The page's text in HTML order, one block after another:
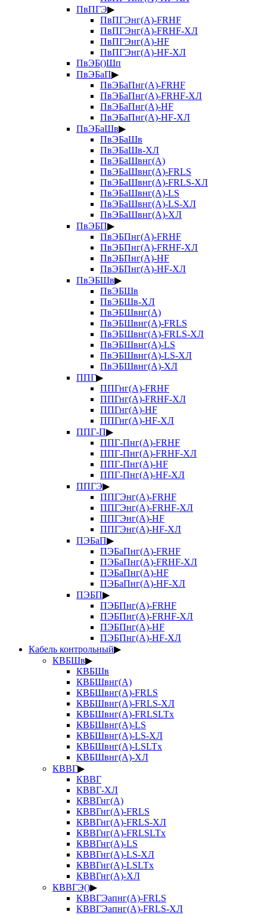
ПвПГЭ▶
ПвПГЭнг(А)-FRHF
ПвПГЭнг(А)-FRHF-ХЛ
ПвПГЭнг(А)-HF
ПвПГЭнг(А)-HF-ХЛ
ПвЭБ()Шп
ПвЭБаП▶
ПвЭБаПнг(А)-FRHF
ПвЭБаПнг(А)-FRHF-ХЛ
ПвЭБаПнг(А)-HF
ПвЭБаПнг(А)-HF-ХЛ
ПвЭБаШв▶
ПвЭБаШв
ПвЭБаШв-ХЛ
ПвЭБаШвнг(А)
ПвЭБаШвнг(А)-FRLS
ПвЭБаШвнг(А)-FRLS-ХЛ
ПвЭБаШвнг(А)-LS
ПвЭБаШвнг(А)-LS-ХЛ
ПвЭБаШвнг(А)-ХЛ
ПвЭБП▶
ПвЭБПнг(А)-FRHF
ПвЭБПнг(А)-FRHF-ХЛ
ПвЭБПнг(А)-HF
ПвЭБПнг(А)-HF-ХЛ
ПвЭБШв▶
ПвЭБШв
ПвЭБШв-ХЛ
ПвЭБШвнг(А)
ПвЭБШвнг(А)-FRLS
ПвЭБШвнг(А)-FRLS-ХЛ
ПвЭБШвнг(А)-LS
ПвЭБШвнг(А)-LS-ХЛ
ПвЭБШвнг(А)-ХЛ
ППГ▶
ППГнг(А)-FRHF
ППГнг(А)-FRHF-ХЛ
ППГнг(А)-HF
ППГнг(А)-HF-ХЛ
ППГ-П▶
ППГ-Пнг(А)-FRHF
ППГ-Пнг(А)-FRHF-ХЛ
ППГ-Пнг(А)-HF
ППГ-Пнг(А)-HF-ХЛ
ППГЭ▶
ППГЭнг(А)-FRHF
ППГЭнг(А)-FRHF-ХЛ
ППГЭнг(А)-HF
ППГЭнг(А)-HF-ХЛ
ПЭБаП▶
ПЭБаПнг(А)-FRHF
ПЭБаПнг(А)-FRHF-ХЛ
ПЭБаПнг(А)-HF
ПЭБаПнг(А)-HF-ХЛ
ПЭБП▶
ПЭБПнг(А)-FRHF
ПЭБПнг(А)-FRHF-ХЛ
ПЭБПнг(А)-HF
ПЭБПнг(А)-HF-ХЛ
Кабель контрольный▶
КВБШв▶
КВБШв
КВБШвнг(А)
КВБШвнг(А)-FRLS
КВБШвнг(А)-FRLS-ХЛ
КВБШвнг(А)-FRLSLTx
КВБШвнг(А)-LS
КВБШвнг(А)-LS-ХЛ
КВБШвнг(А)-LSLTx
КВБШвнг(А)-ХЛ
КВВГ▶
КВВГ
КВВГ-ХЛ
КВВГнг(А)
КВВГнг(А)-FRLS
КВВГнг(А)-FRLS-ХЛ
КВВГнг(А)-FRLSLTx
КВВГнг(А)-LS
КВВГнг(А)-LS-ХЛ
КВВГнг(А)-LSLTx
КВВГнг(А)-ХЛ
КВВГЭ()▶
КВВГЭапнг(А)-FRLS
КВВГЭапнг(А)-FRLS-ХЛ